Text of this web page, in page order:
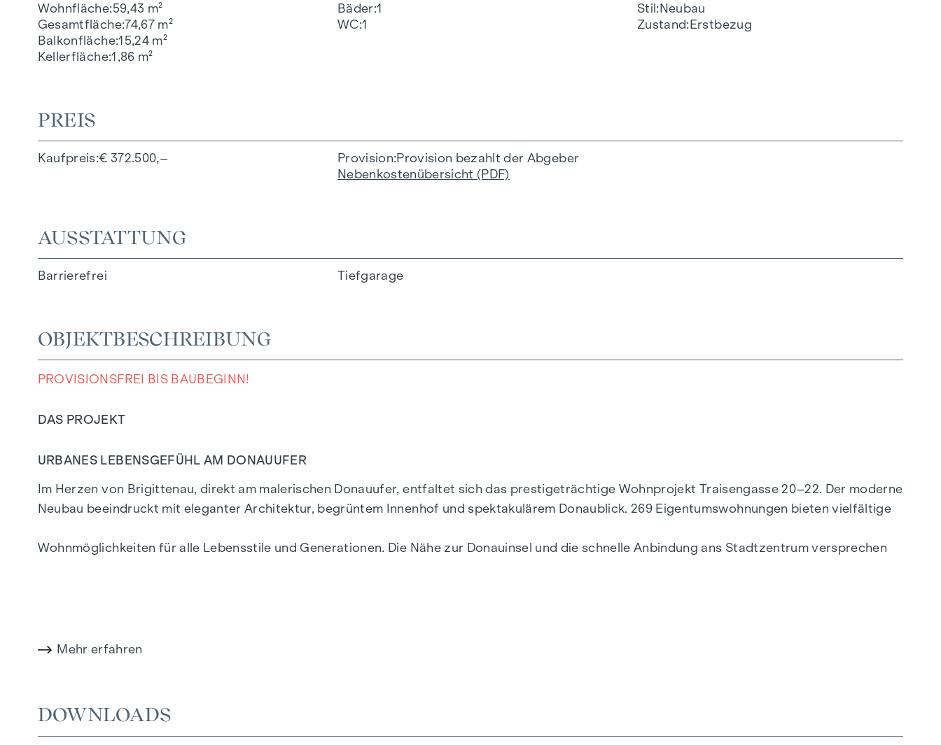
Wohnfläche 59,43 m²
Gesamtfläche 74,67 m²
Balkonfläche 15,24 m²
Kellerfläche 1,86 m²
Bäder 1
WC 1
Stil Neubau
Zustand Erstbezug
PREIS
Kaufpreis € 372.500,– Provision Provision bezahlt der Abgeber
Nebenkostenübersicht (PDF)
AUSSTATTUNG
Barrierefrei Tiefgarage
OBJEKTBESCHREIBUNG
PROVISIONSFREI BIS BAUBEGINN!
DAS PROJEKT
URBANES LEBENSGEFÜHL AM DONAUUFER
Im Herzen von Brigittenau, direkt am malerischen Donauufer, entfaltet sich das prestigeträchtige Wohnprojekt Traisengasse 20–22. Der moderne
Neubau beeindruckt mit eleganter Architektur, begrüntem Innenhof und spektakulärem Donaublick. 269 Eigentumswohnungen bieten vielfältige
Wohnmöglichkeiten für alle Lebensstile und Generationen. Die Nähe zur Donauinsel und die schnelle Anbindung ans Stadtzentrum versprechen
Einzimmerapartments bis zu großzügigen Vierzimmerwohnungen reichen, finden hier alle ihren idealen Lebensraum. Eichenparkettböden und
Wohnambiente, selbst an den heißesten Tagen.
Mehr erfahren
DOWNLOADS